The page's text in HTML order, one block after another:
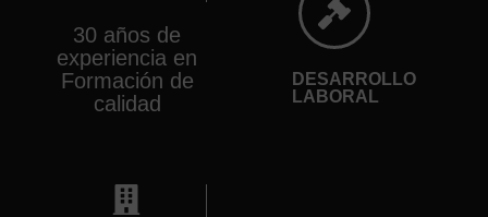
30 años de
experiencia en
Formación de
calidad
DESARROLLO
LABORAL